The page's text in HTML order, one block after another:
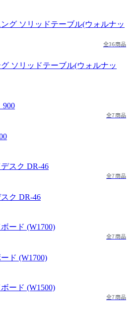
全36商品
ソリッドテーブル(ウォルナッ
全7商品
全7商品
ク DR-46
全7商品
ド (W1700)
全7商品